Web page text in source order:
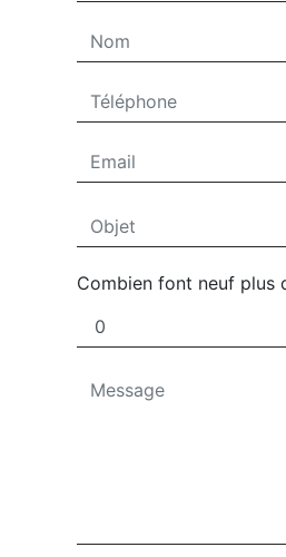
Combien font neuf plus